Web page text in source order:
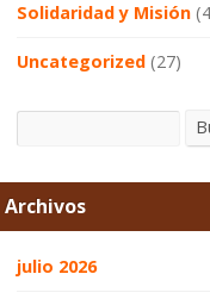
Solidaridad y Misión
Uncategorized (27)
Archivos
julio 2026